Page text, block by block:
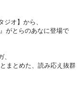
オ】から、
がとらのあなに登場で
まとめた、読み応え抜群